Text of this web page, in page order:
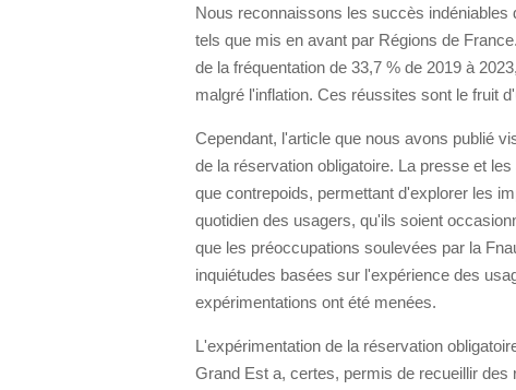
Nous reconnaissons les succès indéniables
tels que mis en avant par Régions de
de la fréquentation de 33,7 % de 2019 à
malgré l'inflation. Ces réussites sont le fruit
Cependant, l'article que nous avons publié
de la réservation obligatoire. La presse et
que contrepoids, permettant d'explorer les
quotidien des usagers, qu'ils soient
que les préoccupations soulevées par la
inquiétudes basées sur l'expérience des
expérimentations ont été menées.
L'expérimentation de la réservation
Grand Est a, certes, permis de recueillir